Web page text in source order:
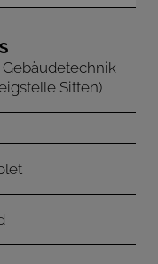
Sitten)